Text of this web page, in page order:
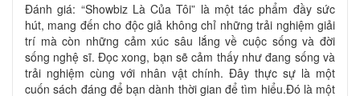
Đánh giá: “Showbiz Là Của Tôi” là một tác phẩm đầy sức
hút, mang đến cho độc giả không chỉ những trải nghiệm giải
trí mà còn những cảm xúc sâu lắng về cuộc sống và đời
sống nghệ sĩ. Đọc xong, bạn sẽ cảm thấy như đang sống và
trải nghiệm cùng với nhân vật chính. Đây thực sự là một
cuốn sách đáng để bạn dành thời gian để tìm hiểu.Đó là một